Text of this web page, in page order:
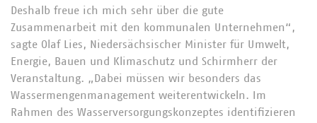
Deshalb freue ich mich sehr über die gute
Zusammenarbeit mit den kommunalen Unternehmen“,
sagte Olaf Lies, Niedersächsischer Minister für Umwelt,
Energie, Bauen und Klimaschutz und Schirmherr der
Veranstaltung. „Dabei müssen wir besonders das
Wassermengenmanagement weiterentwickeln. Im
Rahmen des Wasserversorgungskonzeptes identifizieren